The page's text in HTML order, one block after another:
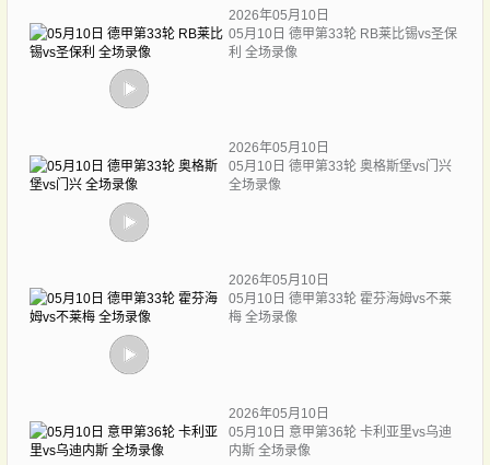
2026年05月10日
05月10日 德甲第33轮 RB莱比锡vs圣保
利 全场录像
2026年05月10日
05月10日 德甲第33轮 奥格斯堡vs门兴
全场录像
2026年05月10日
05月10日 德甲第33轮 霍芬海姆vs不莱
梅 全场录像
2026年05月10日
05月10日 意甲第36轮 卡利亚里vs乌迪
内斯 全场录像